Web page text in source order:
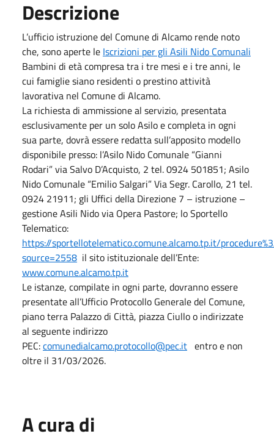
Descrizione
L’ufficio istruzione del Comune di Alcamo rende noto
che, sono aperte le Iscrizioni per gli Asili Nido Comunali
Bambini di età compresa tra i tre mesi e i tre anni, le
cui famiglie siano residenti o prestino attività
lavorativa nel Comune di Alcamo.
La richiesta di ammissione al servizio, presentata
esclusivamente per un solo Asilo e completa in ogni
sua parte, dovrà essere redatta sull’apposito modello
disponibile presso: l’Asilo Nido Comunale “Gianni
Rodari” via Salvo D’Acquisto, 2 tel. 0924 501851; Asilo
Nido Comunale “Emilio Salgari” Via Segr. Carollo, 21 tel.
0924 21911; gli Uffici della Direzione 7 – istruzione –
gestione Asili Nido via Opera Pastore; lo Sportello
Telematico:
https://sportellotelematico.comune.alcamo.tp.it/
source=2558 il sito istituzionale dell’Ente:
www.comune.alcamo.tp.it
Le istanze, compilate in ogni parte, dovranno essere
presentate all’Ufficio Protocollo Generale del Comune,
piano terra Palazzo di Città, piazza Ciullo o indirizzate
al seguente indirizzo
PEC:comunedialcamo.protocollo@pec.it entro e non
oltre il 31/03/2026.
A cura di